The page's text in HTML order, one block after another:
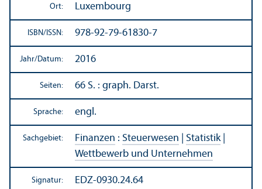
Ort: Luxembourg
ISBN/ ISSN: 978-92-79-61830-7
Jahr/Datum: 2016
Seiten: 66 S. : graph. Darst.
Sprache: engl.
Sachgebiet: Finanzen : Steuerwesen Statistik|
Wettbewerb und Unter­nehmen
Signatur: EDZ-0930.24.64